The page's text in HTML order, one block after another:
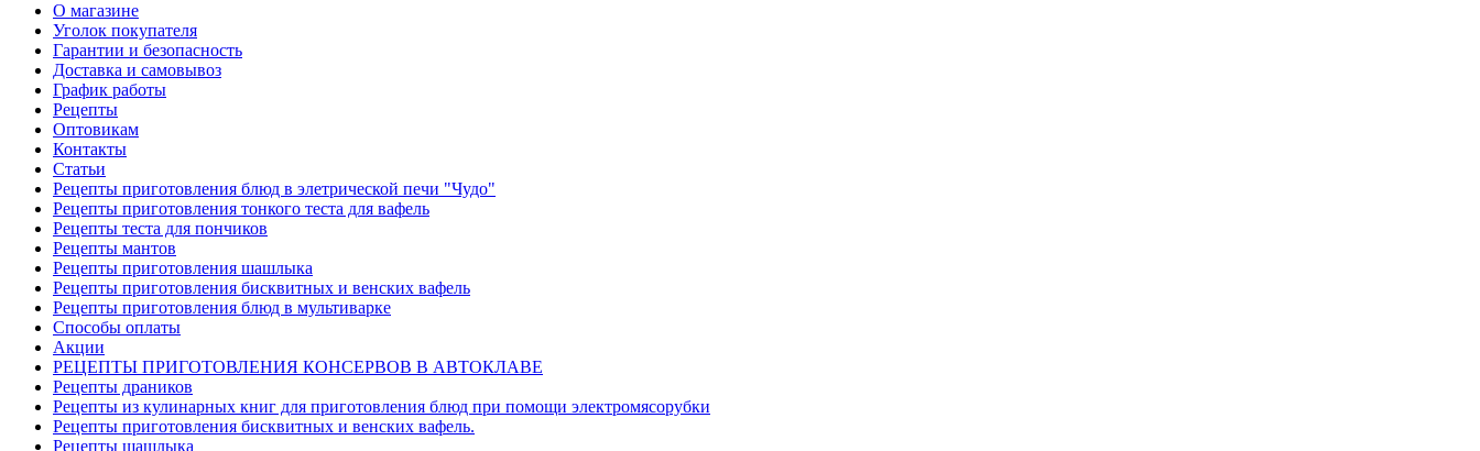
О магазине
Уголок покупателя
Гарантии и безопасность
Доставка и самовывоз
График работы
Рецепты
Оптовикам
Контакты
Статьи
Рецепты приготовления блюд в элетрической печи "Чудо"
Рецепты приготовления тонкого теста для вафель
Рецепты теста для пончиков
Рецепты мантов
Рецепты приготовления шашлыка
Рецепты приготовления бисквитных и венских вафель
Рецепты приготовления блюд в мультиварке
Способы оплаты
Акции
РЕЦЕПТЫ ПРИГОТОВЛЕНИЯ КОНСЕРВОВ В АВТОКЛАВЕ
Рецепты драников
Рецепты из кулинарных книг для приготовления блюд при помощи электромясорубки
Рецепты приготовления бисквитных и венских вафель.
Рецепты шашлыка